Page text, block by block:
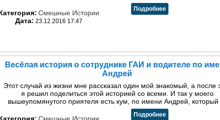
Смешные Истории
Дата: 23.12.2016 17:47
Подробнее
Весёлая история о сотруднике ГАИ и водителе по
Андрей
Этот случай из жизни мне рассказал один мой знакомый, а после
я решил поделиться этой историей со всеми. И так у моего
вышеупомянутого приятеля есть кум, по имени Андрей, который
Подробнее